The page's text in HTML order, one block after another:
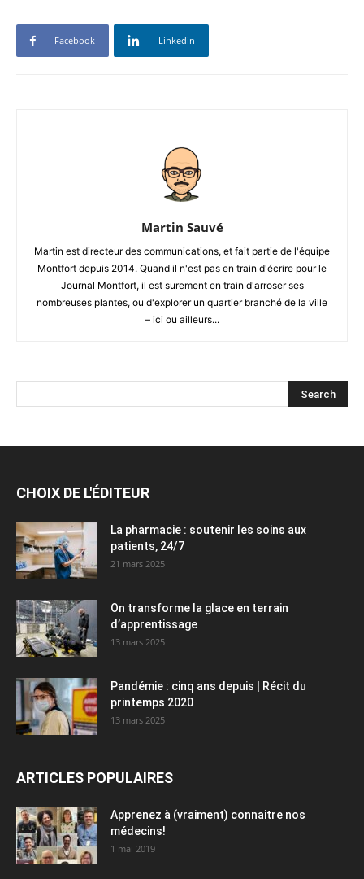
Facebook Linkedin
Martin Sauvé
Martin est directeur des communications, et fait partie de l'équipe
Montfort depuis 2014. Quand il n'est pas en train d'écrire pour le
Journal Montfort, il est surement en train d'arroser ses
nombreuses plantes, ou d'explorer un quartier branché de la ville
– ici ou ailleurs...
CHOIX DE L'ÉDITEUR
La pharmacie : soutenir les soins aux
patients, 24/7
21 mars 2025
On transforme la glace en terrain
d’apprentissage
13 mars 2025
Pandémie : cinq ans depuis | Récit du
printemps 2020
13 mars 2025
ARTICLES POPULAIRES
Apprenez à (vraiment) connaitre nos
médecins!
1 mai 2019